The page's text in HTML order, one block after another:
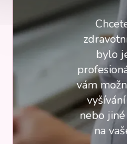
bylo
vám
nebo
na